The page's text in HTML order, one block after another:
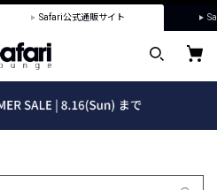
Safari公式通販サイト